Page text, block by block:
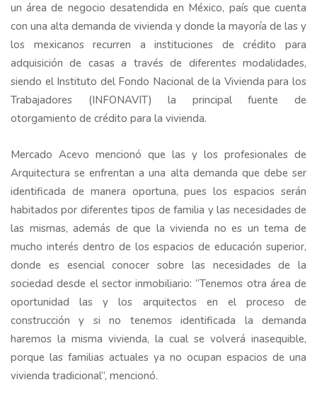
un área de negocio desatendida en México, país que cuenta
con una alta demanda de vivienda y donde la mayoría de las y
los mexicanos recurren a instituciones de crédito para
adquisición de casas a través de diferentes modalidades,
siendo el Instituto del Fondo Nacional de la Vivienda para los
Trabajadores (INFONAVIT) la principal fuente de
otorgamiento de crédito para la vivienda.
Mercado Acevo mencionó que las y los profesionales de
Arquitectura se enfrentan a una alta demanda que debe ser
identificada de manera oportuna, pues los espacios serán
habitados por diferentes tipos de familia y las necesidades de
las mismas, además de que la vivienda no es un tema de
mucho interés dentro de los espacios de educación superior,
donde es esencial conocer sobre las necesidades de la
sociedad desde el sector inmobiliario: “Tenemos otra área de
oportunidad las y los arquitectos en el proceso de
construcción y si no tenemos identificada la demanda
haremos la misma vivienda, la cual se volverá inasequible,
porque las familias actuales ya no ocupan espacios de una
vivienda tradicional”, mencionó.